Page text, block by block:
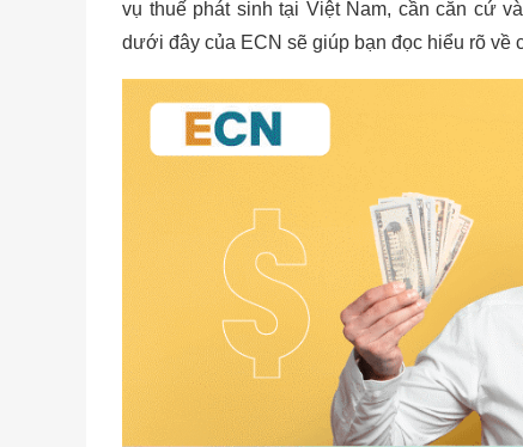
vụ thuế phát sinh tại Việt Nam, cần căn cứ
dưới đây của ECN sẽ giúp bạn đọc hiểu rõ về